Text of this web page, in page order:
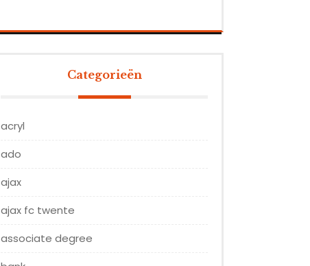
Categorieën
acryl
ado
ajax
ajax fc twente
associate degree